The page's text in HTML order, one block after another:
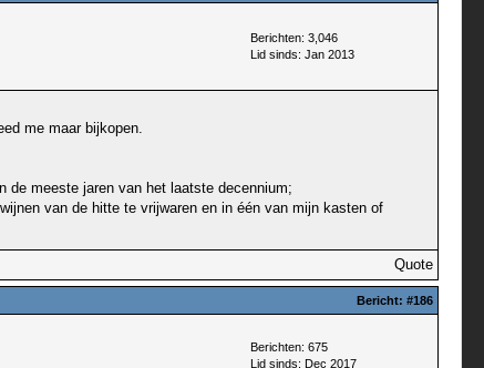
Berichten: 3,046
Lid sinds: Jan 2013
me maar bijkopen.
de meeste jaren van het laatste decennium;
van de hitte te vrijwaren en in één van mijn kasten of
Quote
Bericht: #186
Berichten: 675
Lid sinds: Dec 2017